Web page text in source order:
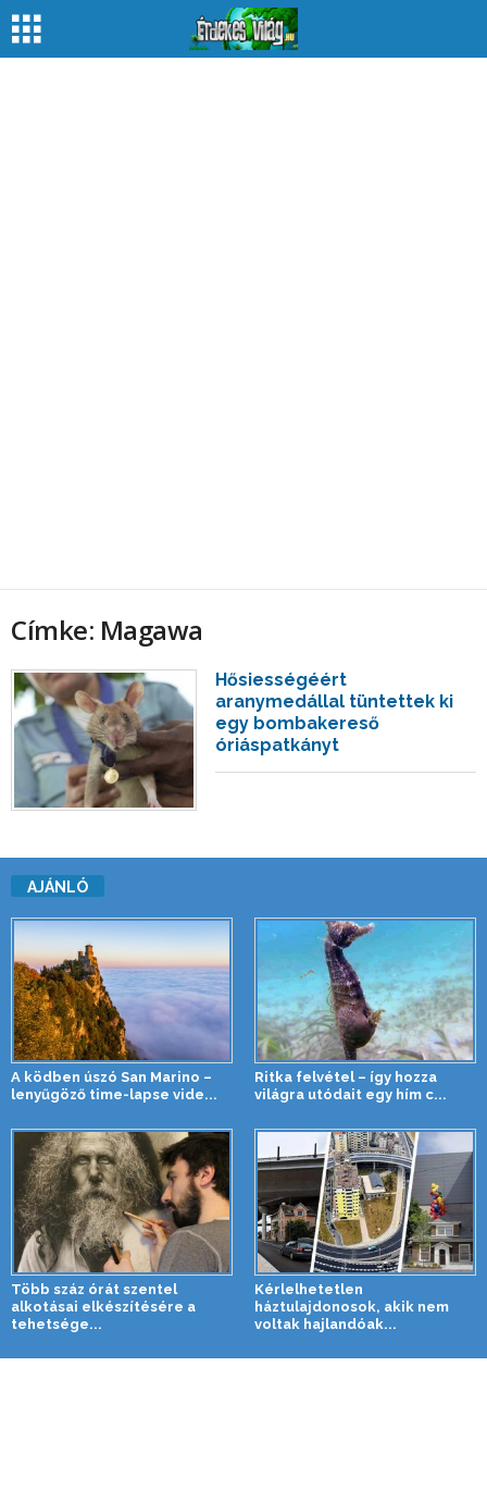
Címke: Magawa
Hősiességéért
aranymedállal tüntettek ki
egy bombakereső
óriáspatkányt
AJÁNLÓ
A ködben úszó San Marino –
lenyűgöző time-lapse vide...
Ritka felvétel – így hozza
világra utódait egy hím c...
Több száz órát szentel
alkotásai elkészítésére a
tehetsége...
Kérlelhetetlen
háztulajdonosok, akik nem
voltak hajlandóak...